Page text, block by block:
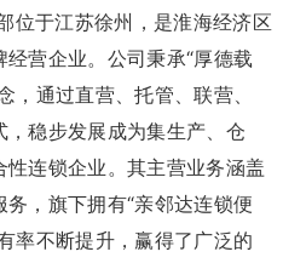
位于江苏徐州，是淮海经济区
营企业。公司秉承“厚德载
，通过直营、托管、联营、
稳步发展成为集生产、仓
连锁企业。其主营业务涵盖
，旗下拥有“亲邻达连锁便
率不断提升，赢得了广泛的